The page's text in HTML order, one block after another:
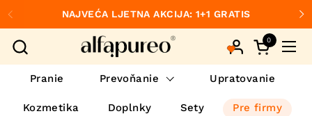
Preskočiť na obsah
Predchádzajúce
NAJVEĆA LJETNA AKCIJA: 1+1 GRATIS
Otvorte
0
Pranie Prevoňanie Upratovanie
Kozmetika Doplnky Sety Pre firmy